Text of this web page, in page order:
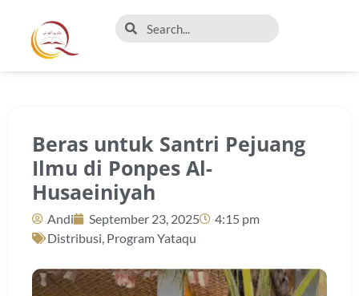
Beras untuk Santri Pejuang
Ilmu di Ponpes Al-
Husaeiniyah
Andi September 23, 2025
4:15 pm
Distribusi, Program Yataqu